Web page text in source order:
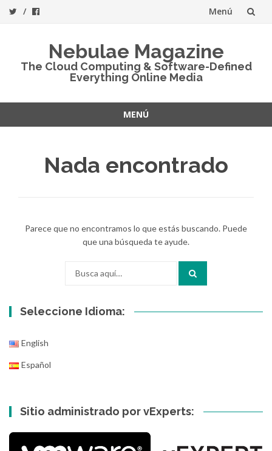
Menú
Nebulae Magazine
The Cloud Computing & Software-Defined
Everything Online Media
MENÚ
Nada encontrado
Parece que no encontramos lo que estás buscando. Puede
que una búsqueda te ayude.
Seleccione Idioma:
English
Español
Sitio administrado por vExperts: